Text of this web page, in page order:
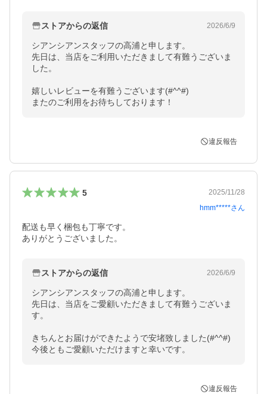
ストアからの返信 2026/6/9
シアンシアンスタッフの高浦と申します。
先日は、当店をご利用いただきまして有難うございま
した。
嬉しいレビューを有難うございます(#^^#)
またのご利用をお待ちしております！
違反報告
5
2025/11/28
hmm*****さん
配送も早く梱包も丁寧です。
ありがとうございました。
ストアからの返信 2026/6/9
シアンシアンスタッフの高浦と申します。
先日は、当店をご愛顧いただきまして有難うございま
す。
きちんとお届けができたようで安堵致しました(#^^#)
今後ともご愛顧いただけますと幸いです。
違反報告